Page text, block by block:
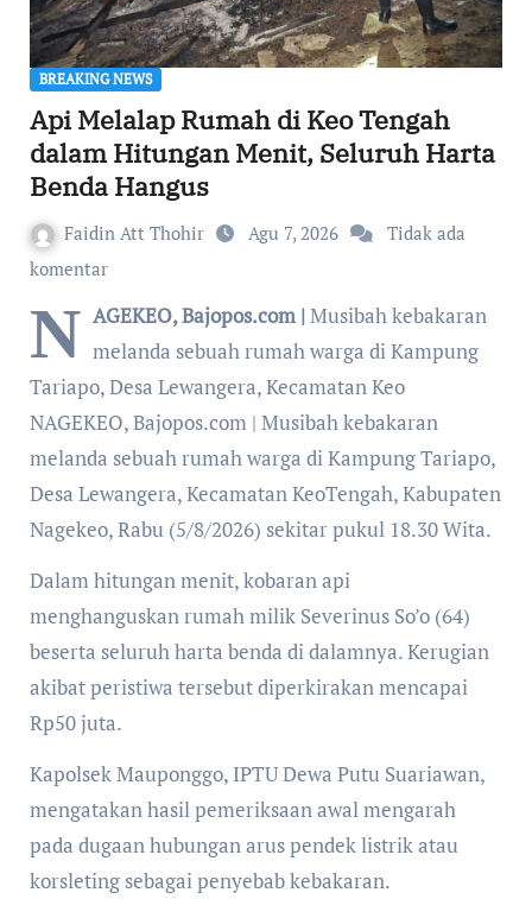
BREAKING NEWS
Api Melalap Rumah di Keo Tengah
dalam Hitungan Menit, Seluruh Harta
Benda Hangus
Faidin Att Thohir Agu 7, 2026
Tidak ada
komentar
N AGEKEO, Bajopos.com | Musibah kebakaran
melanda sebuah rumah warga di Kampung
Tariapo, Desa Lewangera, Kecamatan Keo
NAGEKEO, Bajopos.com | Musibah kebakaran
melanda sebuah rumah warga di Kampung Tariapo,
Desa Lewangera, Kecamatan KeoTengah, Kabupaten
Nagekeo, Rabu (5/8/2026) sekitar pukul 18.30 Wita.
Dalam hitungan menit, kobaran api
menghanguskan rumah milik Severinus So’o (64)
beserta seluruh harta benda di dalamnya. Kerugian
akibat peristiwa tersebut diperkirakan mencapai
Rp50 juta.
Kapolsek Mauponggo, IPTU Dewa Putu Suariawan,
mengatakan hasil pemeriksaan awal mengarah
pada dugaan hubungan arus pendek listrik atau
korsleting sebagai penyebab kebakaran.